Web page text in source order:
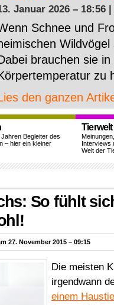
Januar 2026 – 18:56 |
Schnee und
brauchen sie
zu
den ganzen
Begleiter des
– hier ein kleiner
Tierwelt
Interviews
Welt der
So fühlt
27. November 2015 – 09:15
Die meisten
irgendwann
einem